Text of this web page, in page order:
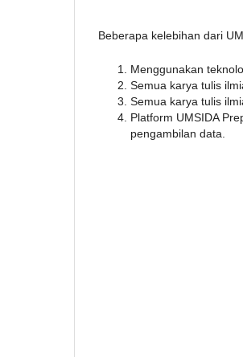
Beberapa kelebihan dari
Menggunakan
Semua karya tulis
Semua karya tulis
Platform UMSIDA
pengambilan data.